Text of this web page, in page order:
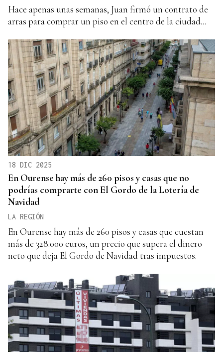
Hace apenas unas semanas, Juan firmó un contrato de
arras para comprar un piso en el centro de la ciudad...
18 DIC 2025
En Ourense hay más de 260 pisos y casas que no
podrías comprarte con El Gordo de la Lotería de
Navidad
LA REGIÓN
En Ourense hay más de 260 pisos y casas que cuestan
más de 328.000 euros, un precio que supera el dinero
neto que deja El Gordo de Navidad tras impuestos.